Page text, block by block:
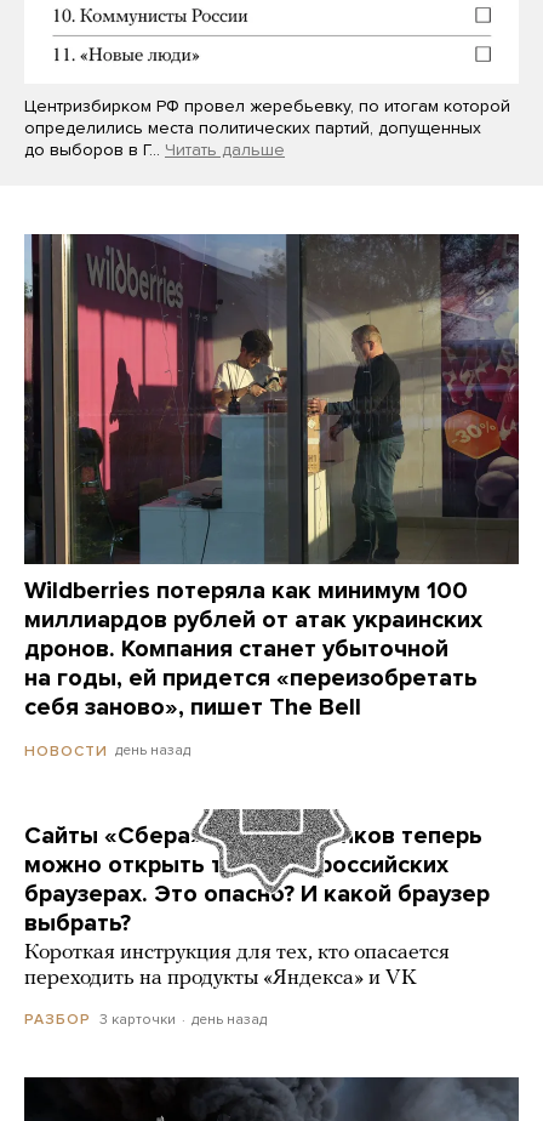
Центризбирком РФ провел жеребьевку, по итогам которой
определились места политических партий, допущенных
до выборов в Г… Читать дальше
Wildberries потеряла как минимум 100
миллиардов рублей от атак украинских
дронов. Компания станет убыточной
на годы, ей придется «переизобретать
себя заново», пишет The Bell
НОВОСТИ день назад
Сайты «Сбера» и других банков теперь
можно открыть только в российских
браузерах. Это опасно? И какой браузер
выбрать?
Короткая инструкция для тех, кто опасается
переходить на продукты «Яндекса» и VK
РАЗБОР 3 карточки день назад